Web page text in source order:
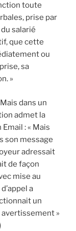
toute
prise par
salarié
que cette
ou
sa
»
dans un
admet la
: « Mais
son message
adressait
de façon
mise au
a
un
»